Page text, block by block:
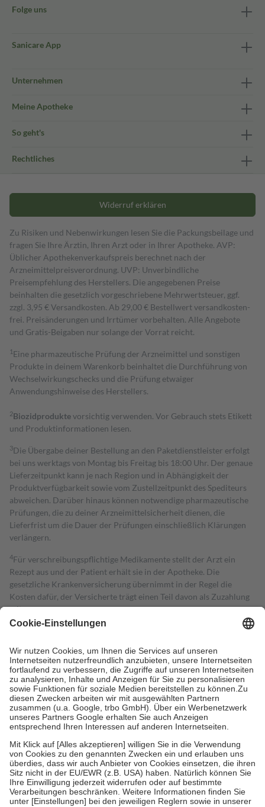
Folge uns
Sanicare App
Unternehmen
Meine Apotheke
So geht's
Rechtliches
Widerruf erklären
Zu Risiken und Nebenwirkungen lesen Sie die Packungsbeilage und
fragen Sie Ihre Ärztin, Ihren Arzt oder in Ihrer Apotheke. AVP:
Üblicher Apothekenverkaufspreis berechnet nach der
Arzneimittelpreisverordnung. UVP: Unverbindliche
Preisempfehlung des Herstellers. Die angegebenen Preise
beinhalten die gesetzlich vorgeschriebene Mehrwertsteuer, ggf.
zzgl. 3,95 € Versandkosten. Ab 29,00 € Bestell­wert versand­kosten­
frei. Preisänderungen und Irrtümer vorbehalten. Alle Angebote
und Gratis-Beigaben nur solange der Vorrat reicht.
1 Eine pharmazeutische Prüfung der Arzneimittel und sonstigen
Produkte in deinem Warenkorb beinhaltet die Durchführung von
Wechselwirkungschecks und die Prüfung etwaiger
Anwendungshinweise des Herstellers.
2Biozidproduktevorsichtig verwenden. Vor Gebrauch stets Etikett
und Produktinformationen lesen.
3Die Übergabe deiner Bestellung an den Paketdienstleister erfolgt
bei uns werktags von Montag bis Freitag bis 18:00 Uhr. Der genaue
Lieferzeitpunkt kann je nach Region und in Abhängigkeit der
Produktverfügbarkeit sowie vom Zustellzeitpunkt des Spediteurs
abweichen. Darüber hinaus können notwendige pharmazeutische
Prüfungen, die zu deiner Arzneimittelsicherheit dienen, die
Lieferfrist um die Dauer der Prüfungen einschließlich Klärungen
verlängern.
4Für verschreibungspflichtige Medikamente stellt der Arzt ein
Rezept aus und der Patient erhält sie in der Apotheke. Die
gesetzliche Krankenversicherung übernimmt in der Regel die
Kosten dafür, der Versicherte trägt einen Teil davon als Zuzahlung
mit.
Grundsätzlich leisten Mitglieder Zuzahlungen in Höhe von zehn
höchstens zehn Euro.
Es sind jedoch nie mehr als die tatsächlichen
Kosten der Leistung zu entrichten.
Diese Regeln gelten grundsätzlich auch für Online-Apotheken.
Bei Heilmitteln und häuslicher Krankenpflege beträgt die
Zuzahlung zehn Prozent der Kosten sowie zehn Euro je
Verordnung.
Um das Engagement der Versicherten für ihre eigene Gesundheit zu
stärken und die besondere Stellung der Familie zu unterstützen,
fallenkeine Zuzahlungenan bei:
• Kindern und Jugendlichen bis zum vollendeten 18. Lebensjahr
mit Ausnahme der Fahrkosten
• Untersuchungen zur Vorsorge und Früherkennung, die von der
GKV getragen werden